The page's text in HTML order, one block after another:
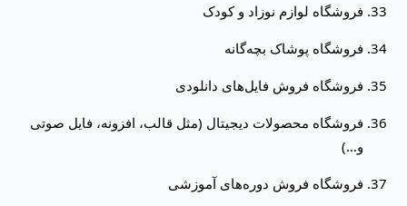
فروشگاه لوازم نوزاد و کودک
فروشگاه پوشاک بچه‌گانه
فروشگاه فروش فایل‌های دانلودی
فروشگاه محصولات دیجیتال (مثل قالب، افزونه، فایل صوتی
و…)
فروشگاه فروش دوره‌های آموزشی